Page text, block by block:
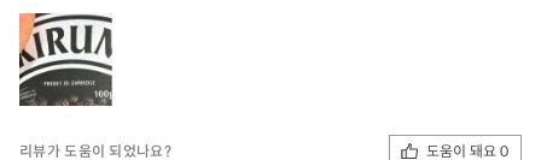
리뷰가 도움이 되었나요? 도움이 돼요 0